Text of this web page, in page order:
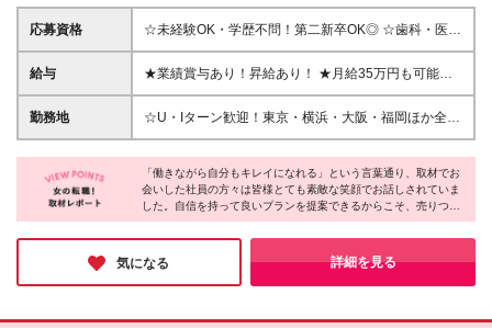
応募資格
☆未経験OK・学歴不問！第二新卒OK◎ ☆歯科・医療
業界デビューの方も歓迎！ ☆接客や販売経験のある
方はすぐにご活躍いただけます！ ☆おだやかなメン
なPC操作ができる方 ▼こんな方にピッタリです
◇「綺麗になりたい」という想いを応援したい方 ◇
て成長したい方 ◇変化を楽しめる柔軟性がある方 ◇
販売や営業などの接客経験を活かしたい方
給与
★業績賞与あり！昇給あり！ ★月給35万円も可能！
◇渋谷・池袋・新宿・新橋：月給30万円〜＋各種手当
◇上記以外：月給27万円〜＋各種手当 ※通勤手当は
ん ※月給には固定残業代（25時間分／渋谷・池袋・
新宿・新橋：47,000円〜、その他：42,000円～）を
含みます。超過分は別途支給 ※実際の残業は月平均
勤務地
☆U・Iターン歓迎！東京・横浜・大阪・福岡ほか全国
17院で採用中！ 《渋谷》 東京都渋谷区道玄坂1-16-7
ハイウェービル 7F 《池袋》 東京都豊島区南池袋1丁
目21-5 第7野萩ビル6F 《新宿》 東京都新宿区西新宿
7-2-5 TH西新宿4F 《新橋》 東京都港区新橋2-2-5 丸
山ビル4階 《吉祥寺》 東京都武蔵野市吉祥寺本町1-8-
2 吉祥寺西ビルB1F 《八王子》 東京都八王子市横山町
14-8 黒喜ビル2F など ☆お住まい・ご希望をもとに決
「働きながら自分もキレイになれる」という言葉通り、取材でお
会いした社員の方々は皆様とても素敵な笑顔でお話しされていま
した。自信を持って良いプランを提案できるからこそ、売りつけ
るようなストレスがなく、イキイキと働けるのだと感じます。患
者様だけでなく、ご自身の人生も豊かにできる同社に、ぜひ応募
してみてはいかがでしょうか？
気になる 詳細を見る